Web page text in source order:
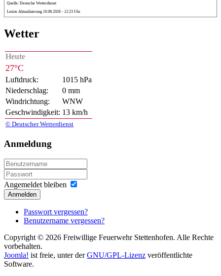
Quelle: Deutsche Wetterdienst
Letzte Aktualisierung 10.08.2026 - 12:23 Uhr
Wetter
Heute
27°C
Luftdruck:
1015 hPa
Niederschlag:
0 mm
Windrichtung:
WNW
Geschwindigkeit: 13 km/h
© Deutscher Wetterdienst
Anmeldung
Angemeldet bleiben
Anmelden
Passwort vergessen?
Benutzername vergessen?
Copyright © 2026 Freiwillige Feuerwehr Stettenhofen. Alle Rechte
vorbehalten.
Joomla! ist freie, unter derGNU/GPL-Lizenz veröffentlichte
Software.